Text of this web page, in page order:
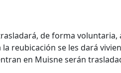
de forma voluntaria,
la reubicación se les dará
en Muisne serán